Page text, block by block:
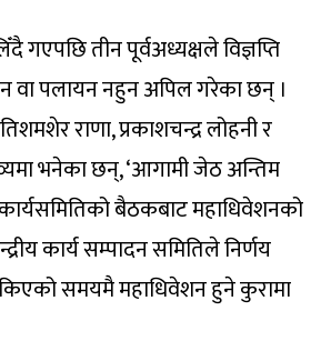
गएपछि तीन पूर्वअध्यक्षले विज्ञप्ति
वा पलायन नहुन अपिल गरेका छन् ।
राणा, प्रकाशचन्द्र लोहनी र
भनेका छन्, ‘आगामी जेठ अन्तिम
बैठकबाट महाधिवेशनको
कार्य सम्पादन समितिले निर्णय
समयमै महाधिवेशन हुने कुरामा